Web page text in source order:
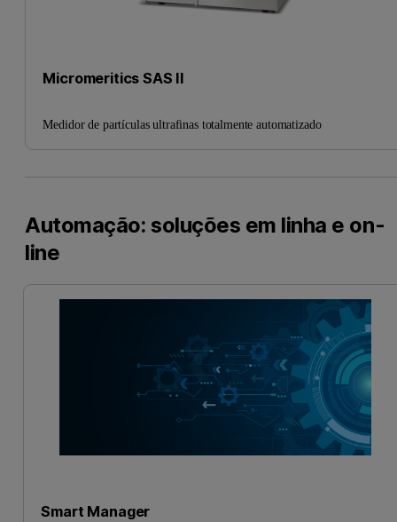
Micromeritics SAS II
Medidor de partículas ultrafinas totalmente automatizado
Automação: soluções em linha e on-
line
Smart Manager